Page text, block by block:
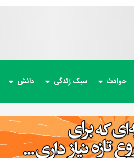
حوادث سبک زندگی دانش